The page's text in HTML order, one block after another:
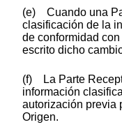
(e) Cuando una
clasificación de la
de conformidad
escrito dicho
(f) La Parte
información
autorización previa
Origen.